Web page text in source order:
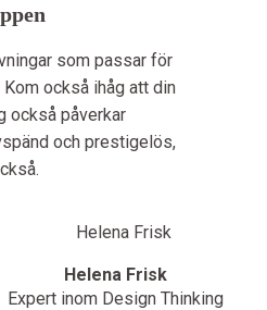
som passar för
också ihåg att din
också påverkar
och prestigelös,
Helena Frisk
Expert inom Design Thinking